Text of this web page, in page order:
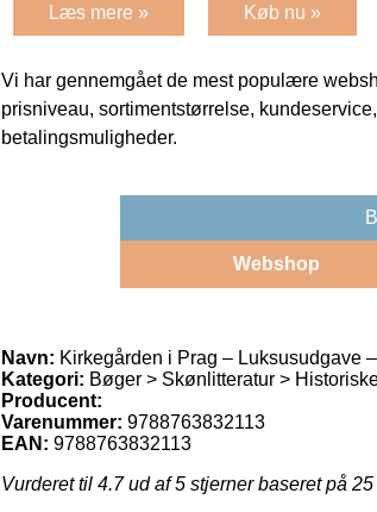
Læs mere » Køb nu »
Vi har gennemgået de mest populære
prisniveau, sortimentstørrelse,
betalingsmuligheder.
Webshop
Navn: Kirkegården i Prag – Luksusudgave
Kategori: Bøger > Skønlitteratur >
Producent:
Varenummer: 9788763832113
EAN: 9788763832113
Vurderet til 4.7ud af 5 stjerner baseret på 25